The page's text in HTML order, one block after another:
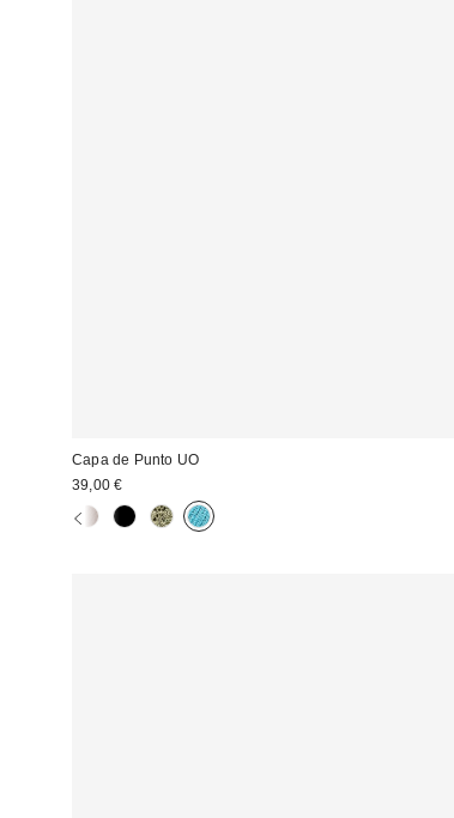
Capa de Punto UO
39,00 €